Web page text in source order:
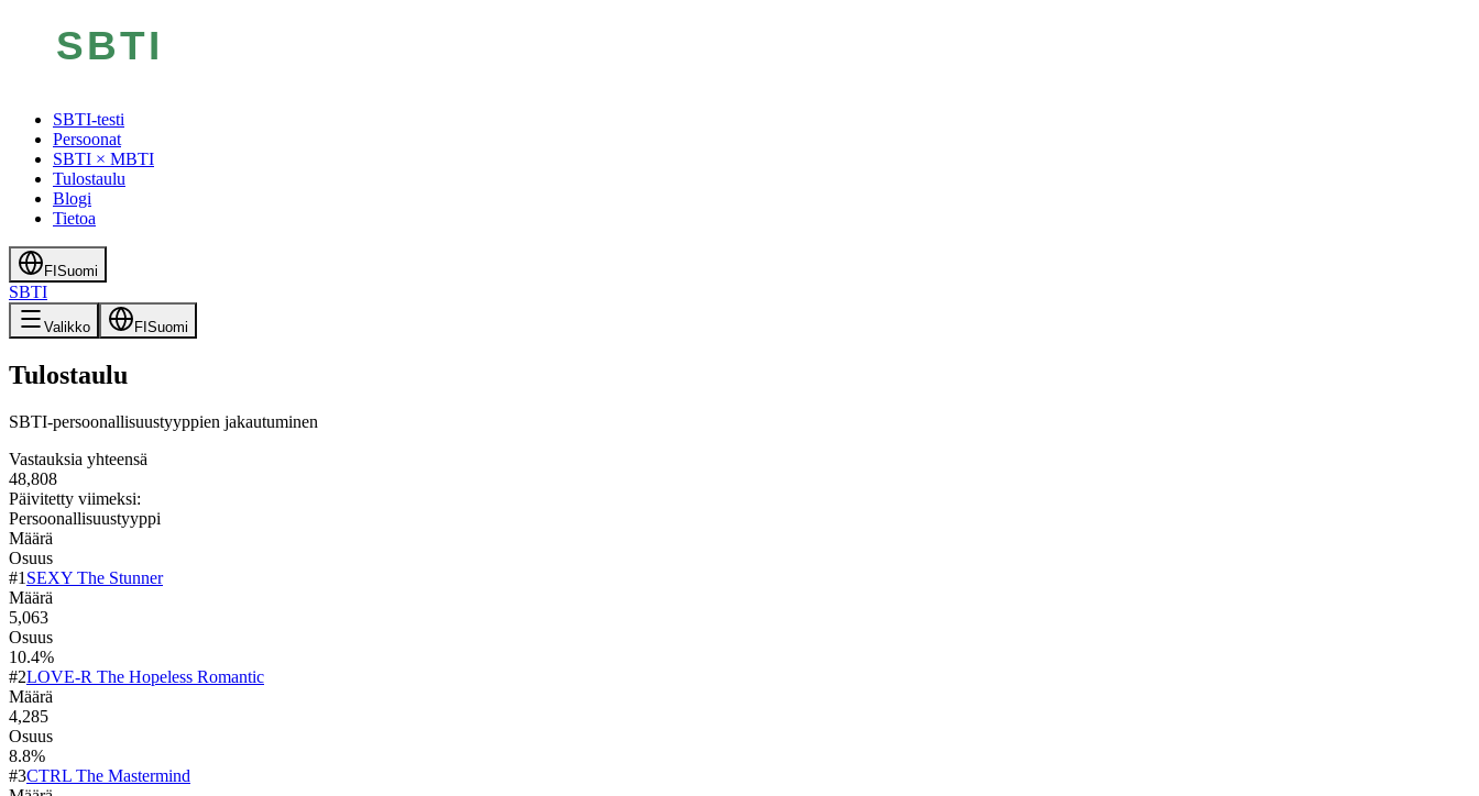
SBTI-testi
Persoonat
SBTI × MBTI
Tulostaulu
Blogi
Tietoa
FI Suomi
SBTI
Valikko FI Suomi
Tulostaulu
SBTI-persoonallisuustyyppien jakautuminen
Vastauksia yhteensä
48,808
Päivitetty viimeksi:
Persoonallisuustyyppi
Määrä
Osuus
#1 SEXY The Stunner
Määrä
5,063
Osuus
10.4%
#2LOVE-R The Hopeless Romantic
Määrä
4,285
Osuus
8.8%
#3CTRL The Mastermind